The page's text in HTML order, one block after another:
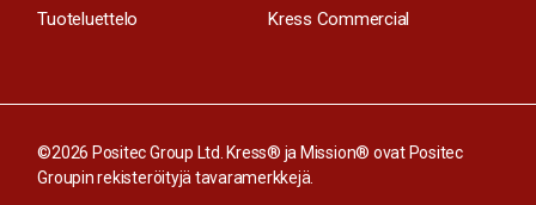
Tuoteluettelo
Kress Commercial
©2026 Positec Group Ltd. Kress® ja Mission® ovat Positec
Groupin rekisteröityjä tavaramerkkejä.